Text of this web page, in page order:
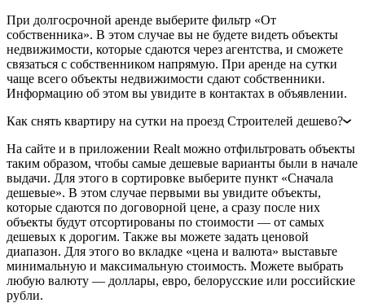
При долгосрочной аренде выберите фильтр «От
собственника». В этом случае вы не будете видеть объекты
недвижимости, которые сдаются через агентства, и сможете
связаться с собственником напрямую. При аренде на сутки
чаще всего объекты недвижимости сдают собственники.
Информацию об этом вы увидите в контактах в объявлении.
Как снять квартиру на сутки на проезд Строителей дешево?
На сайте и в приложении Realt можно отфильтровать объекты
таким образом, чтобы самые дешевые варианты были в начале
выдачи. Для этого в сортировке выберите пункт «Сначала
дешевые». В этом случае первыми вы увидите объекты,
которые сдаются по договорной цене, а сразу после них
объекты будут отсортированы по стоимости — от самых
дешевых к дорогим. Также вы можете задать ценовой
диапазон. Для этого во вкладке «цена и валюта» выставьте
минимальную и максимальную стоимость. Можете выбрать
любую валюту — доллары, евро, белорусские или российские
рубли.